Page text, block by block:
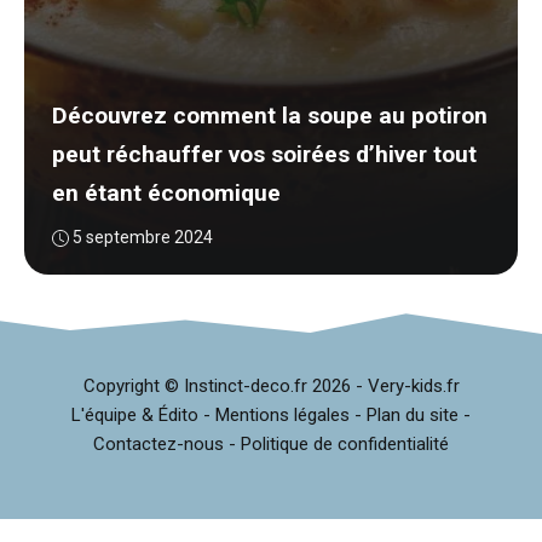
Découvrez comment la soupe au potiron
peut réchauffer vos soirées d’hiver tout
en étant économique
5 septembre 2024
Copyright © Instinct-deco.fr 2026 - Very-kids.fr
L'équipe & Édito - Mentions légales - Plan du site -
Contactez-nous - Politique de confidentialité